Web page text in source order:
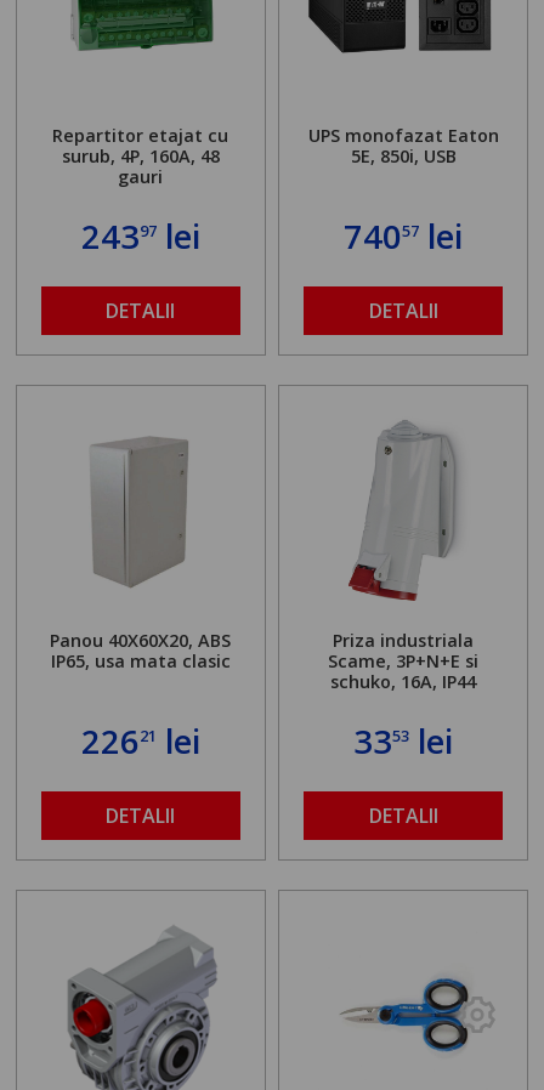
Repartitor etajat cu
surub, 4P, 160A, 48
gauri
24397lei
DETALII
UPS monofazat Eaton
5E, 850i, USB
74057 lei
DETALII
Panou 40X60X20, ABS
IP65, usa mata clasic
22621 lei
DETALII
Priza industriala
Scame, 3P+N+E si
schuko, 16A, IP44
3353 lei
DETALII